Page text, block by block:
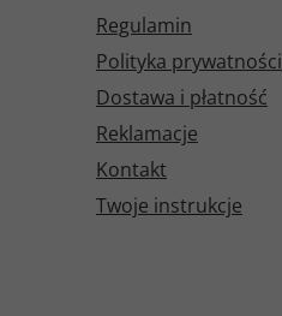
Regulamin
Polityka prywatności
Dostawa i płatność
Reklamacje
Kontakt
Twoje instrukcje